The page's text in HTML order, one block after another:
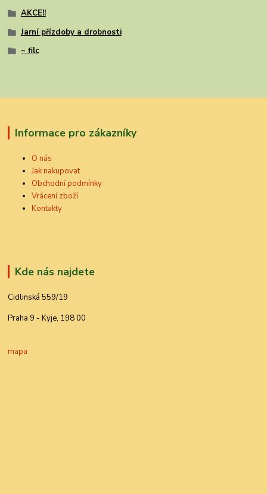
AKCE!!
Jarní přízdoby a drobnosti
~ filc
Informace pro zákazníky
O nás
Jak nakupovat
Obchodní podmínky
Vrácení zboží
Kontakty
Kde nás najdete
Cidlinská 559/19
Praha 9 - Kyje, 198 00
mapa